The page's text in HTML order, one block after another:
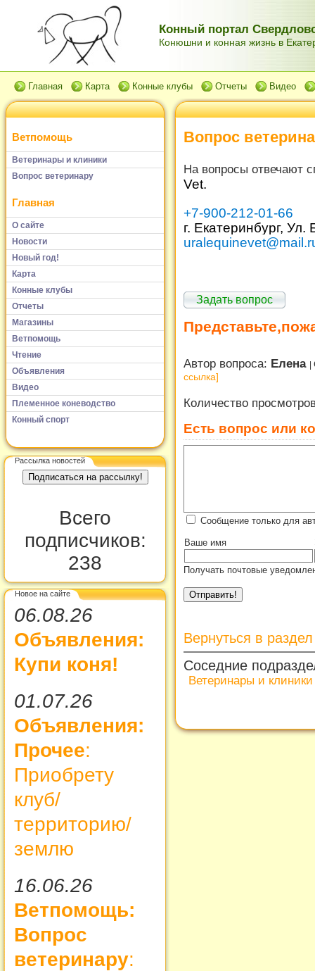
Конный портал
Конюшни и конная жизнь в
Главная Карта Конные клубы Отчеты Видео
Ветпомощь
Ветеринары и клиники
Вопрос ветеринару
Главная
О сайте
Новости
Новый год!
Карта
Конные клубы
Отчеты
Магазины
Ветпомощь
Чтение
Объявления
Видео
Племенное коневодство
Конный спорт
Рассылка новостей
Всего
подписчиков:
238
Новое на сайте
06.08.26
Объявления:
Купи коня!
01.07.26
Объявления:
Прочее:
Приобрету
клуб/
территорию/
землю
16.06.26
Ветпомощь:
Вопрос
ветеринару:
Вопрос
На вопросы отвечают
Vet.
+7-900-212-01-66
г. Екатеринбург,
Задать вопрос
Автор вопроса: Елена
ссылка]
Количество
Есть вопрос или
Сообщение только для
Ваше имя
Получать почтовые
Вернуться в
Соседние
Ветеринары и клиники